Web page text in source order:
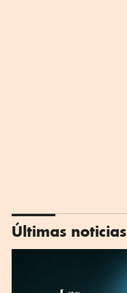
Últimas noticias